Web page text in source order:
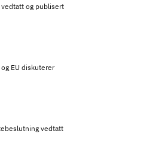
vedtatt og publisert
EU diskuterer
vedtatt